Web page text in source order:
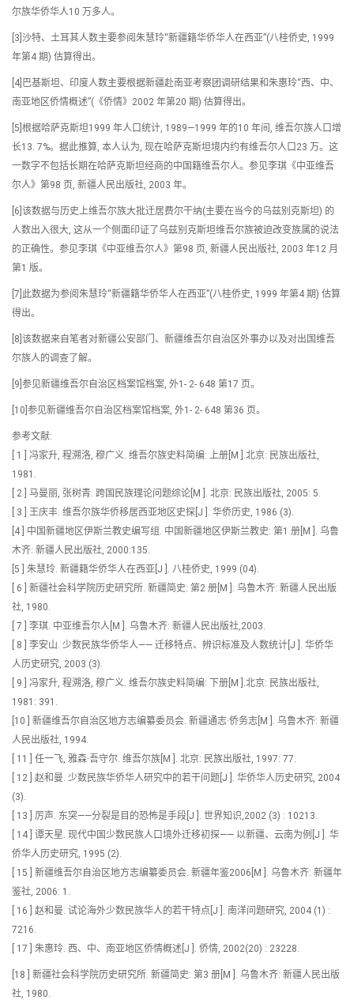
尔族华侨华人10 万多人。
[3]沙特、土耳其人数主要参阅朱慧玲“新疆籍华侨华人在西亚”(八桂侨史, 1999
年第4 期) 估算得出。
[4]巴基斯坦、印度人数主要根据新疆赴南亚考察团调研结果和朱惠玲“西、中、
南亚地区侨情概述”(《侨情》2002 年第20 期) 估算得出。
[5]根据哈萨克斯坦1999 年人口统计, 1989—1999 年的10 年间, 维吾尔族人口增
长13. 7%。据此推算, 本人认为, 现在哈萨克斯坦境内约有维吾尔人口23 万。这
一数字不包括长期在哈萨克斯坦经商的中国籍维吾尔人。参见李琪《中亚维吾
尔人》第98 页, 新疆人民出版社, 2003 年。
[6]该数据与历史上维吾尔族大批迁居费尔干纳(主要在当今的乌兹别克斯坦) 的
人数出入很大, 这从一个侧面印证了乌兹别克斯坦维吾尔族被迫改变族属的说法
的正确性。参见李琪《中亚维吾尔人》第98 页, 新疆人民出版社, 2003 年12 月
第1 版。
[7]此数据为参阅朱慧玲“新疆籍华侨华人在西亚”(八桂侨史, 1999 年第4 期) 估算
得出。
[8]该数据来自笔者对新疆公安部门、新疆维吾尔自治区外事办以及对出国维吾
尔族人的调查了解。
[9]参见新疆维吾尔自治区档案馆档案, 外1- 2- 648 第17 页。
[10]参见新疆维吾尔自治区档案馆档案, 外1- 2- 648 第36 页。
参考文献:
[ 1 ] 冯家升, 程溯洛, 穆广义. 维吾尔族史料简编: 上册[M ].北京: 民族出版社,
1981.
[ 2 ] 马曼丽, 张树青. 跨国民族理论问题综论[M ]. 北京: 民族出版社, 2005: 5.
[ 3 ] 王庆丰. 维吾尔族华侨移居西亚地区史探[J ]. 华侨历史, 1986 (3).
[4 ] 中国新疆地区伊斯兰教史编写组. 中国新疆地区伊斯兰教史: 第1 册[M ]. 乌鲁
木齐: 新疆人民出版社, 2000:135.
[5 ] 朱慧玲. 新疆籍华侨华人在西亚[J ]. 八桂侨史, 1999 (04).
[ 6 ] 新疆社会科学院历史研究所. 新疆简史: 第2 册[M ]. 乌鲁木齐: 新疆人民出版
社, 1980.
[ 7 ] 李琪. 中亚维吾尔人[M ]. 乌鲁木齐: 新疆人民出版社,2003.
[ 8 ] 李安山. 少数民族华侨华人—— 迁移特点、辨识标准及人数统计[J ]. 华侨华
人历史研究, 2003 (3).
[ 9 ] 冯家升, 程溯洛, 穆广义. 维吾尔族史料简编: 下册[M ].北京: 民族出版社,
1981: 391.
[10 ] 新疆维吾尔自治区地方志编纂委员会. 新疆通志·侨务志[M ]. 乌鲁木齐: 新疆
人民出版社, 1994.
[ 11 ] 任一飞, 雅森·吾守尔. 维吾尔族[M ]. 北京: 民族出版社, 1997: 77.
[ 12 ] 赵和曼. 少数民族华侨华人研究中的若干问题[J ]. 华侨华人历史研究, 2004
(3).
[ 13 ] 厉声. 东突——分裂是目的恐怖是手段[J ]. 世界知识,2002 (3) : 10213.
[ 14 ] 谭天星. 现代中国少数民族人口境外迁移初探—— 以新疆、云南为例[J ]. 华
侨华人历史研究, 1995 (2).
[ 15 ] 新疆维吾尔自治区地方志编纂委员会. 新疆年鉴2006[M ]. 乌鲁木齐: 新疆年
鉴社, 2006: 1.
[ 16 ] 赵和曼. 试论海外少数民族华人的若干特点[J ]. 南洋问题研究, 2004 (1) :
7216.
[ 17 ] 朱惠玲. 西、中、南亚地区侨情概述[J ]. 侨情, 2002(20) : 23228.
[18 ] 新疆社会科学院历史研究所. 新疆简史: 第3 册[M ]. 乌鲁木齐: 新疆人民出版
社, 1980.